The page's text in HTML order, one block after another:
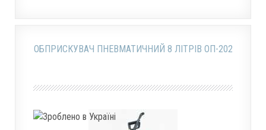
ОБПРИСКУВАЧ ПНЕВМАТИЧНИЙ 8 ЛІТРІВ ОП-202